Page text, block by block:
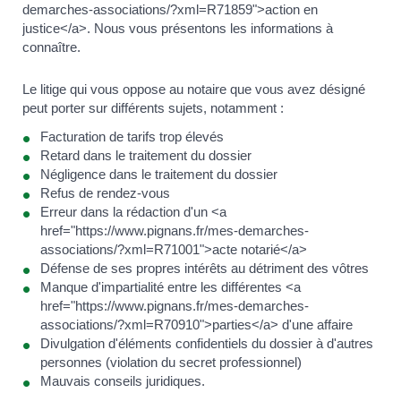
demarches-associations/?xml=R71859">action en
justice</a>. Nous vous présentons les informations à
connaître.
Le litige qui vous oppose au notaire que vous avez désigné
peut porter sur différents sujets, notamment :
Facturation de tarifs trop élevés
Retard dans le traitement du dossier
Négligence dans le traitement du dossier
Refus de rendez-vous
Erreur dans la rédaction d'un <a
href="https://www.pignans.fr/mes-demarches-
associations/?xml=R71001">acte notarié</a>
Défense de ses propres intérêts au détriment des vôtres
Manque d'impartialité entre les différentes <a
href="https://www.pignans.fr/mes-demarches-
associations/?xml=R70910">parties</a> d'une affaire
Divulgation d'éléments confidentiels du dossier à d'autres
personnes (violation du secret professionnel)
Mauvais conseils juridiques.